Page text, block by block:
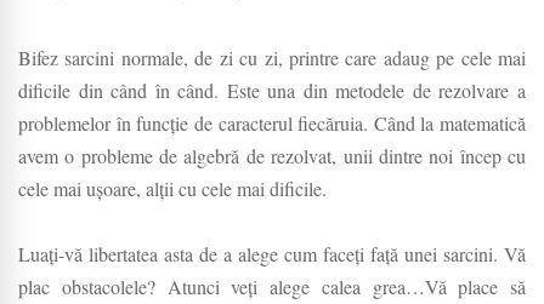
Bifez sarcini normale, de zi cu zi, printre care adaug pe cele mai
dificile din când în când. Este una din metodele de rezolvare a
problemelor în funcție de caracterul fiecăruia. Când la matematică
avem o probleme de algebră de rezolvat, unii dintre noi încep cu
cele mai ușoare, alții cu cele mai dificile.
Luați-vă libertatea asta de a alege cum faceți față unei sarcini. Vă
plac obstacolele? Atunci veți alege calea grea…Vă place să